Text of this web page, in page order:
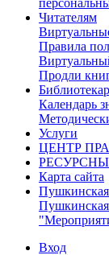
Читателям
Правила
Продли
Календарь
Услуги
ЦЕНТР
Карта сайта
Пушкинская
Пушкинская
Вход